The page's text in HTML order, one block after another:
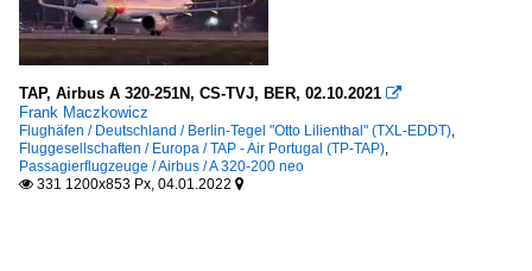
TAP, Airbus A 320-251N, CS-TVJ, BER, 02.10.2021 
Frank Maczkowicz
Flughäfen / Deutschland / Berlin-Tegel "Otto Lilienthal" (TXL-EDDT)
Fluggesellschaften / Europa / TAP - Air Portugal (TP-TAP)
Passagierflugzeuge / Airbus / A 320-200 neo
 331 1200x853 Px, 04.01.2022 